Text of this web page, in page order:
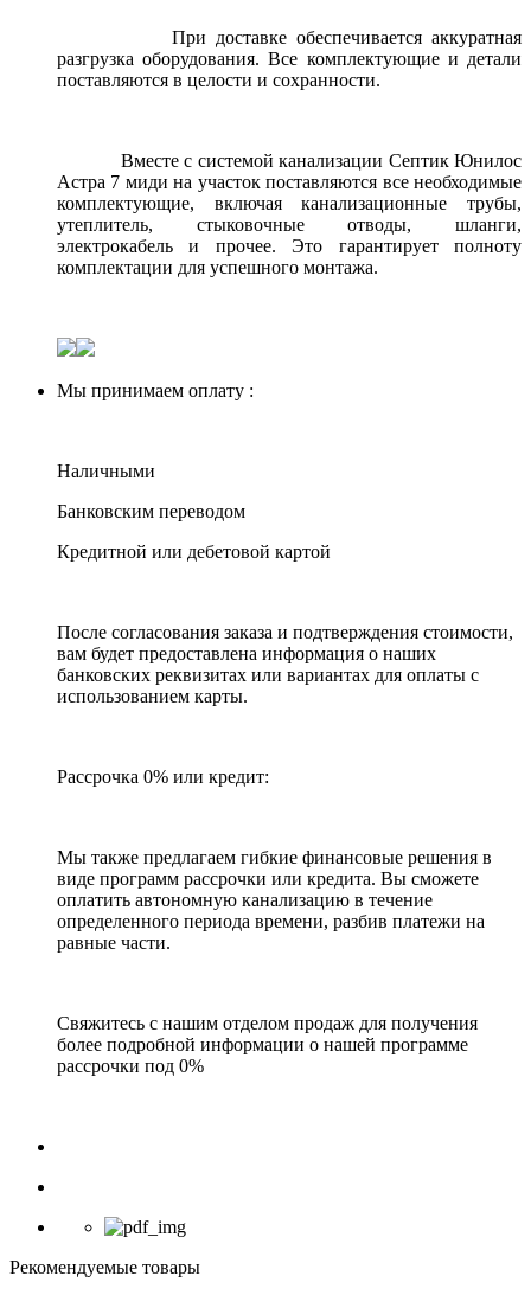
При доставке обеспечивается аккуратная
разгрузка оборудования. Все комплектующие и детали
поставляются в целости и сохранности.
Вместе с системой канализации Септик Юнилос
Астра 7 миди на участок поставляются все необходимые
комплектующие, включая канализационные трубы,
утеплитель, стыковочные отводы, шланги,
электрокабель и прочее. Это гарантирует полноту
комплектации для успешного монтажа.
Мы принимаем оплату :
Наличными
Банковским переводом
Кредитной или дебетовой картой
После согласования заказа и подтверждения стоимости,
вам будет предоставлена информация о наших
банковских реквизитах или вариантах для оплаты с
использованием карты.
Рассрочка 0% или кредит:
Мы также предлагаем гибкие финансовые решения в
виде программ рассрочки или кредита. Вы сможете
оплатить автономную канализацию в течение
определенного периода времени, разбив платежи на
равные части.
Свяжитесь с нашим отделом продаж для получения
более подробной информации о нашей программе
рассрочки под 0%
Рекомендуемые товары